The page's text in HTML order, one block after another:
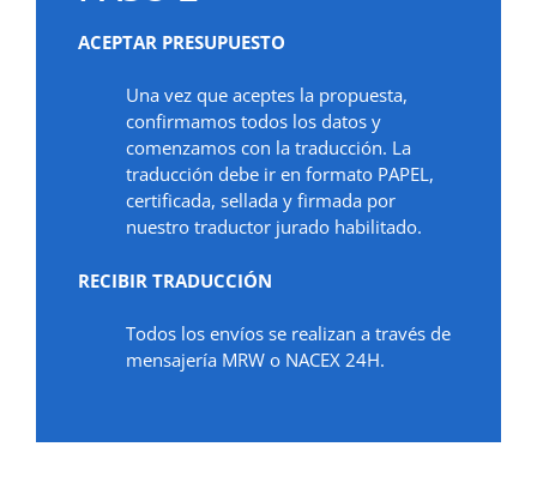
ACEPTAR PRESUPUESTO
Una vez que aceptes la propuesta,
confirmamos todos los datos y
comenzamos con la traducción. La
traducción debe ir en formato PAPEL,
certificada, sellada y firmada por
nuestro traductor jurado habilitado.
RECIBIR TRADUCCIÓN
Todos los envíos se realizan a través de
mensajería MRW o NACEX 24H.